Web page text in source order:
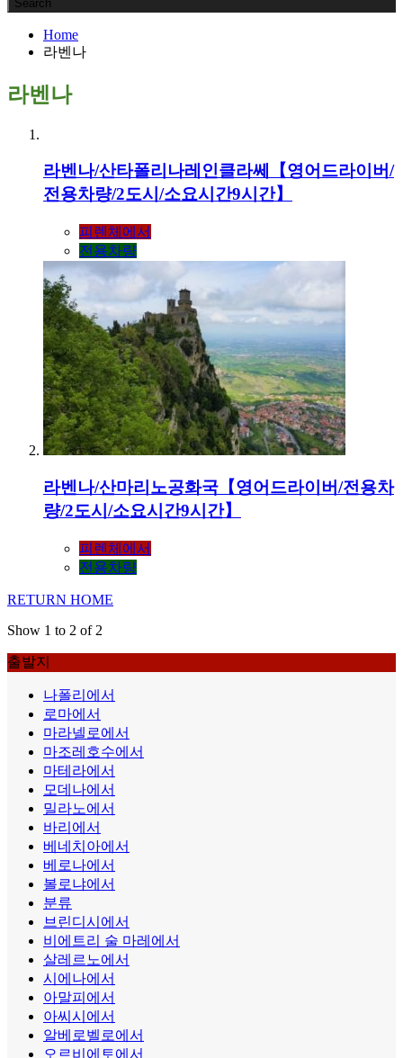
Home
라벤나
라벤나
라벤나/산타폴리나레인클라쎄【영어드라이버/
전용차량/2도시/소요시간9시간】
피렌체에서
전용차량
라벤나/산마리노공화국【영어드라이버/전용차
량/2도시/소요시간9시간】
피렌체에서
전용차량
RETURN HOME
Show 1 to 2 of 2
출발지
나폴리에서
로마에서
마라넬로에서
마조레호수에서
마테라에서
모데나에서
밀라노에서
바리에서
베네치아에서
베로나에서
볼로냐에서
분류
브린디시에서
비에트리 술 마레에서
살레르노에서
시에나에서
아말피에서
아씨시에서
알베로벨로에서
오르비에토에서